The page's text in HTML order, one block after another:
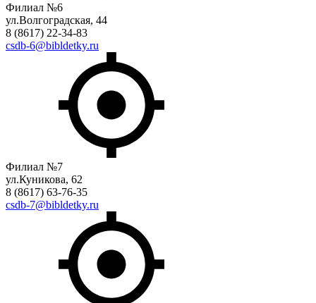
Филиал №6
ул.Волгоградская, 44
8 (8617) 22-34-83
csdb-6@bibldetky.ru
Филиал №7
ул.Куникова, 62
8 (8617) 63-76-35
csdb-7@bibldetky.ru